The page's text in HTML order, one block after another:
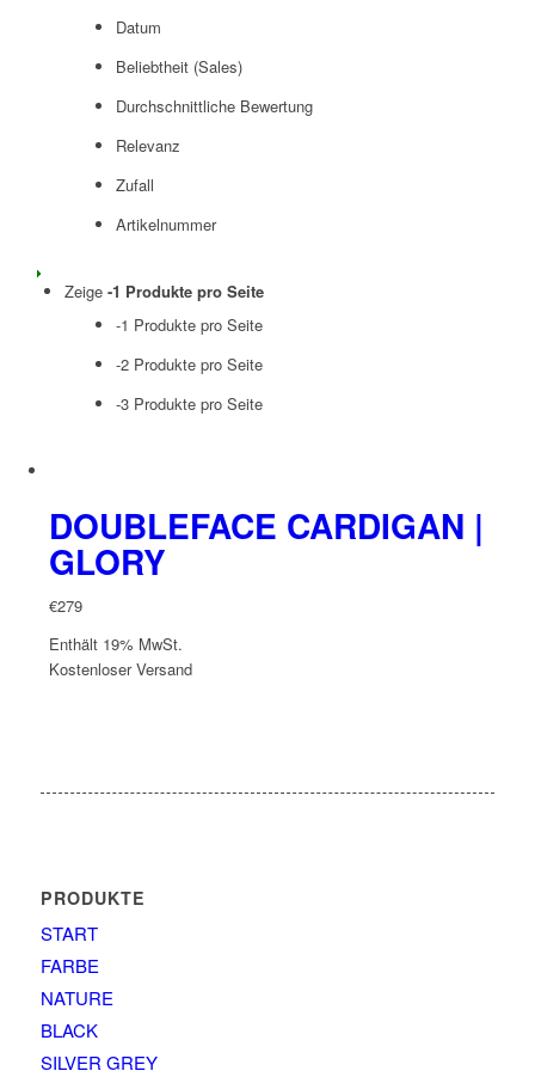
Datum
Beliebtheit (Sales)
Durchschnittliche Bewertung
Relevanz
Zufall
Artikelnummer
Zeige -1 Produkte pro Seite
-1 Produkte pro Seite
-2 Produkte pro Seite
-3 Produkte pro Seite
DOUBLEFACE CARDIGAN |
GLORY
€279
Enthält 19% MwSt.
Kostenloser Versand
PRODUKTE
START
FARBE
NATURE
BLACK
SILVER GREY